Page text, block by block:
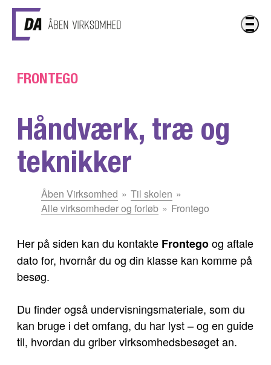
Gå til hovedindhold
FRONTEGO
Håndværk, træ og
teknikker
Åben Virksomhed
Til skolen
Alle virksomheder og forløb
Frontego
Her på siden kan du kontakte Frontegoog aftale
dato for, hvornår du og din klasse kan komme på
besøg.
Du finder også undervisningsmateriale, som du
kan bruge i det omfang, du har lyst – og en guide
til, hvordan du griber virksomhedsbesøget an.